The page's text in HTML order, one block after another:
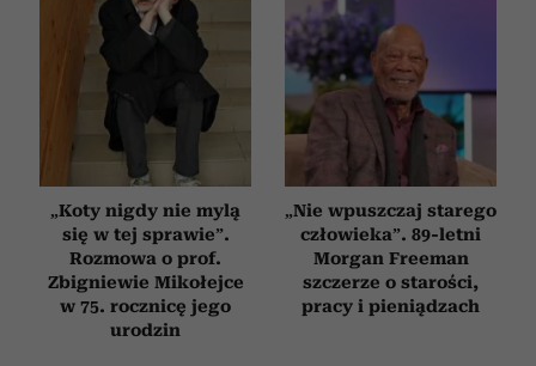
„Koty nigdy nie mylą
się w tej sprawie”.
Rozmowa o prof.
Zbigniewie Mikołejce
w 75. rocznicę jego
urodzin
„Nie wpuszczaj starego
człowieka”. 89-letni
Morgan Freeman
szczerze o starości,
pracy i pieniądzach